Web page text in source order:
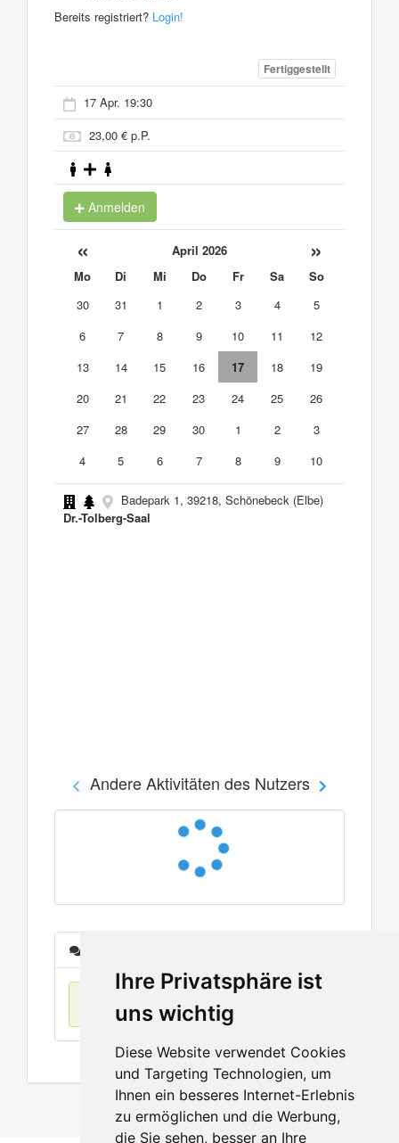
Ihre Privatsphäre ist
uns wichtig
Diese Website verwendet Cookies
und Targeting Technologien, um
Ihnen ein besseres Internet-Erlebnis
zu ermöglichen und die Werbung,
die Sie sehen, besser an Ihre
Bereits registriert? Login!
Fertiggestellt
17 Apr. 19:30
23,00 € p.P.
Anmelden
« April 2026 »
Mo Di Mi Do Fr Sa
So
30
31 1 2 3 4
5
6
7 8 9 10 11
12
13
14 15 16 17 18
19
20
21 22 23 24 25
26
27
28 29 30 1 2
3
4
5 6 7 8 9 10
Badepark 1, 39218, Schönebeck (Elbe)
Dr.-Tolberg-Saal
Andere Aktivitäten des Nutzers
Keine Einträge